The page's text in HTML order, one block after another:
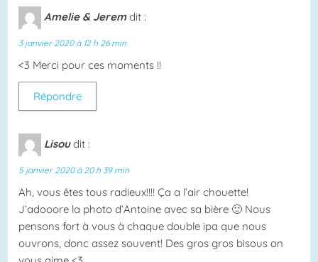
Amelie & Jerem dit :
3 janvier 2020 à 12 h 26 min
<3 Merci pour ces moments !!
Répondre
Lisou dit :
5 janvier 2020 à 20 h 39 min
Ah, vous êtes tous radieux!!!! Ça a l’air chouette!
J’adooore la photo d’Antoine avec sa bière 🙂 Nous
pensons fort à vous à chaque double ipa que nous
ouvrons, donc assez souvent! Des gros gros bisous on